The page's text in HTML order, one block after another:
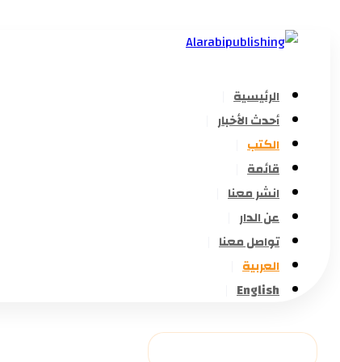
الرئيسية
أحدث الأخبار
الكتب
قائمة
انشر معنا
عن الدار
تواصل معنا
العربية
English